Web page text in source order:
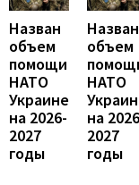
Назван
объем
помощи
НАТО
Украине
на 2026-
2027
годы
Назван
объем
НАТО
на
2027
годы